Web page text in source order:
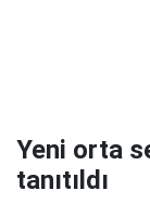
Yeni orta
tanıtıldı